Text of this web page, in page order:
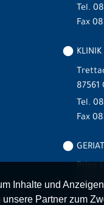
Tel.
Fax
KLINIK
Tel.
Fax
Tel.
Inhalte und
Partner zum